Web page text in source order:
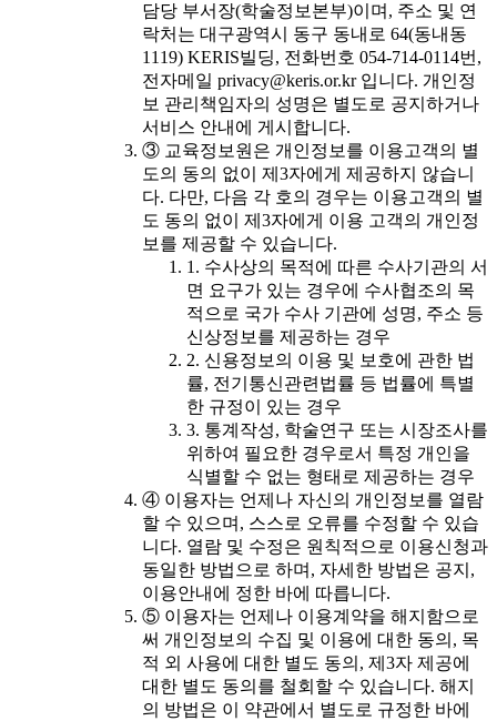
담당 부서장(학술정보본부)이며, 주소 및 연
락처는 대구광역시 동구 동내로 64(동내동
1119) KERIS빌딩, 전화번호 054-714-0114번,
전자메일 privacy@keris.or.kr 입니다. 개인정
보 관리책임자의 성명은 별도로 공지하거나
서비스 안내에 게시합니다.
③ 교육정보원은 개인정보를 이용고객의 별
도의 동의 없이 제3자에게 제공하지 않습니
다. 다만, 다음 각 호의 경우는 이용고객의 별
도 동의 없이 제3자에게 이용 고객의 개인정
보를 제공할 수 있습니다.
1. 수사상의 목적에 따른 수사기관의 서
면 요구가 있는 경우에 수사협조의 목
적으로 국가 수사 기관에 성명, 주소 등
신상정보를 제공하는 경우
2. 신용정보의 이용 및 보호에 관한 법
률, 전기통신관련법률 등 법률에 특별
한 규정이 있는 경우
3. 통계작성, 학술연구 또는 시장조사를
위하여 필요한 경우로서 특정 개인을
식별할 수 없는 형태로 제공하는 경우
④ 이용자는 언제나 자신의 개인정보를 열람
할 수 있으며, 스스로 오류를 수정할 수 있습
니다. 열람 및 수정은 원칙적으로 이용신청과
동일한 방법으로 하며, 자세한 방법은 공지,
이용안내에 정한 바에 따릅니다.
⑤ 이용자는 언제나 이용계약을 해지함으로
써 개인정보의 수집 및 이용에 대한 동의, 목
적 외 사용에 대한 별도 동의, 제3자 제공에
대한 별도 동의를 철회할 수 있습니다. 해지
의 방법은 이 약관에서 별도로 규정한 바에